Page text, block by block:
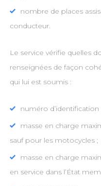
nombre de places
conducteur.
Le service vérifie quelles
renseignées de façon
qui lui est soumis :
numéro d’identification
masse en charge
sauf pour les motocycles ;
masse en charge
en service dans l’État